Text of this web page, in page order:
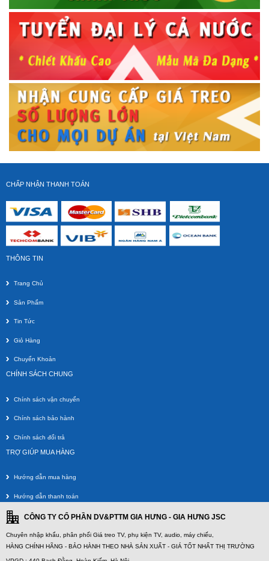
GIÁ TREO TIVI GÓC ĐA NĂNG 45 - 80 inch NB P6
Giá gốc:750 000 VNĐ
550 000 VNĐ
Giá Treo Góc Xoay Vuông Góc 90 độ NB SP2 (40-70 inch)
Giá Treo Gật Gù Nghiêng NB C2T (32-65 inch)
CHẤP NHẬN THANH TOÁN
THÔNG TIN
Trang Chủ
Sản Phẩm
Tin Tức
Giỏ Hàng
Chuyển Khoản
CHÍNH SÁCH CHUNG
Chính sách vận chuyển
Chính sách bảo hành
Chính sách đổi trả
TRỢ GIÚP MUA HÀNG
Hướng dẫn mua hàng
Hướng dẫn thanh toán
CÔNG TY CỔ PHẦN DV&PTTM GIA HƯNG - GIA HƯNG JSC
Chuyên nhập khẩu, phân phối Giá treo TV, phụ kiện TV, audio, máy chiếu,
HÀNG CHÍNH HÃNG - BẢO HÀNH THEO NHÀ SẢN XUẤT - GIÁ TỐT NHẤT THỊ TRƯỜNG